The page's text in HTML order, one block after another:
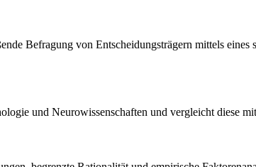
Befragung von Entscheidungsträgern mittels eines
und Neurowissenschaften und vergleicht diese